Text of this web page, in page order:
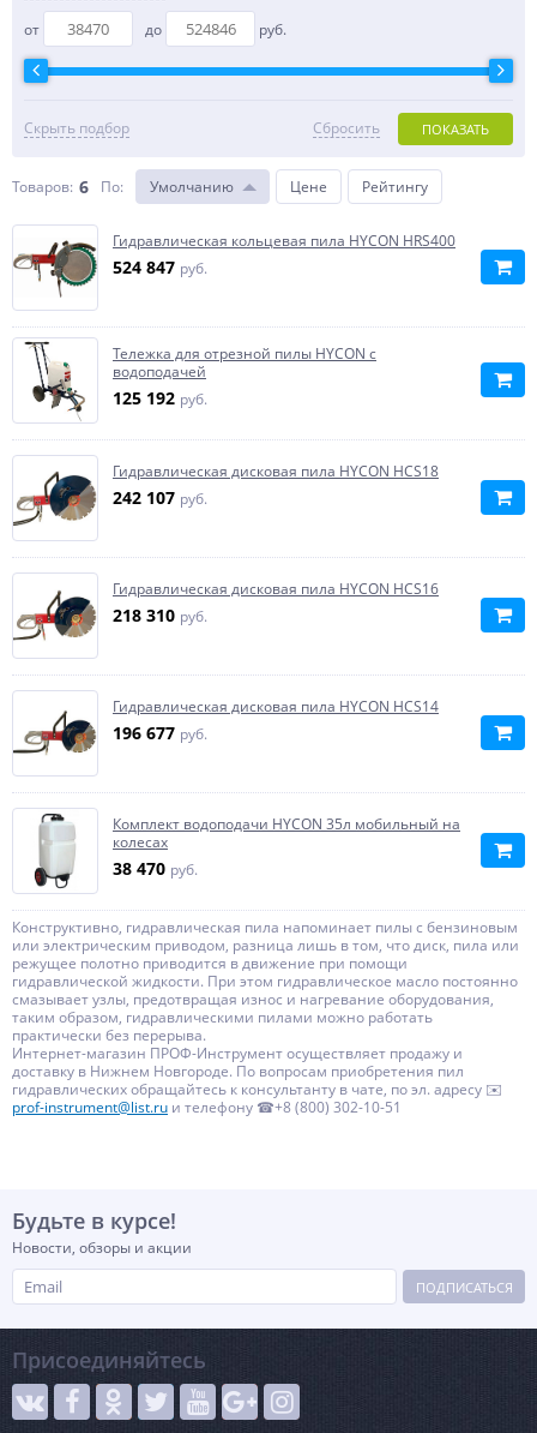
от до руб.
Скрыть подбор ПОКАЗАТЬ
Сбросить
Товаров: 6 По: Умолчанию Цене Рейтингу
Гидравлическая кольцевая пила HYCON HRS400
524 847 руб.
Тележка для отрезной пилы HYCON c
водоподачей
125 192 руб.
Гидравлическая дисковая пила HYCON HCS18
242 107 руб.
Гидравлическая дисковая пила HYCON HCS16
218 310 руб.
Гидравлическая дисковая пила HYCON HCS14
196 677 руб.
Комплект водоподачи HYCON 35л мобильный на
колесах
38 470 руб.
Конструктивно, гидравлическая пила напоминает пилы с бензиновым
или электрическим приводом, разница лишь в том, что диск, пила или
режущее полотно приводится в движение при помощи
гидравлической жидкости. При этом гидравлическое масло постоянно
смазывает узлы, предотвращая износ и нагревание оборудования,
таким образом, гидравлическими пилами можно работать
практически без перерыва.
Интернет-магазин ПРОФ-Инструмент осуществляет продажу и
доставку в Нижнем Новгороде. По вопросам приобретения пил
гидравлических обращайтесь к консультанту в чате, по эл. адресу ✉️
prof-instrument@list.ru и телефону ☎+8 (800) 302-10-51
Будьте в курсе!
Новости, обзоры и акции
ПОДПИСАТЬСЯ
Присоединяйтесь